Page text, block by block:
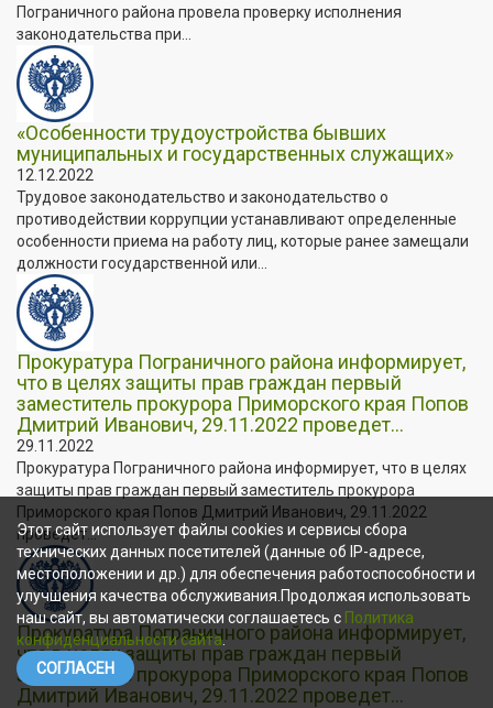
Пограничного района провела проверку исполнения
законодательства при...
«Особенности трудоустройства бывших
муниципальных и государственных служащих»
12.12.2022
Трудовое законодательство и законодательство о
противодействии коррупции устанавливают определенные
особенности приема на работу лиц, которые ранее замещали
должности государственной или...
Прокуратура Пограничного района информирует,
что в целях защиты прав граждан первый
заместитель прокурора Приморского края Попов
Дмитрий Иванович, 29.11.2022 проведет...
29.11.2022
Прокуратура Пограничного района информирует, что в целях
защиты прав граждан первый заместитель прокурора
Приморского края Попов Дмитрий Иванович, 29.11.2022
проведет...
Прокуратура Пограничного района информирует,
что в целях защиты прав граждан первый
заместитель прокурора Приморского края Попов
Дмитрий Иванович, 29.11.2022 проведет...
Этот сайт использует файлы cookies и сервисы сбора
технических данных посетителей (данные об IP-адресе,
местоположении и др.) для обеспечения работоспособности и
улучшения качества обслуживания.Продолжая использовать
наш сайт, вы автоматически соглашаетесь с Политика
конфиденциальности сайта.
СОГЛАСЕН